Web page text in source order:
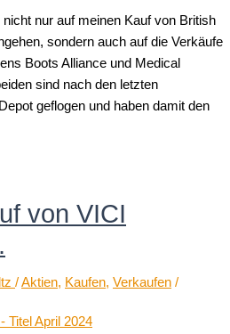
nur auf meinen Kauf von British
sondern auch auf die Verkäufe
Boots Alliance und Medical
sind nach den letzten
geflogen und haben damit den
von VICI
/Aktien, Kaufen, Verkaufen /